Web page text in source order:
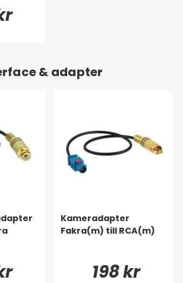
& adapter
Kameradapter
Fakra(m) till RCA(m)
198 kr